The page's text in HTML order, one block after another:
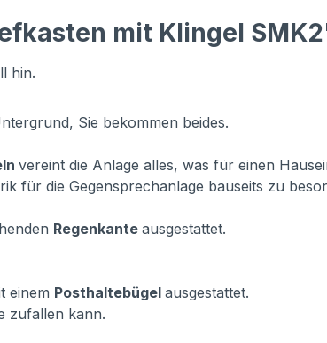
mit Klingel
hin.
Sie bekommen beides.
vereint die Anlage alles, was für einen
für die Gegensprechanlage bauseits zu
Regenkante ausgestattet.
einem Posthaltebügel ausgestattet.
zufallen kann.